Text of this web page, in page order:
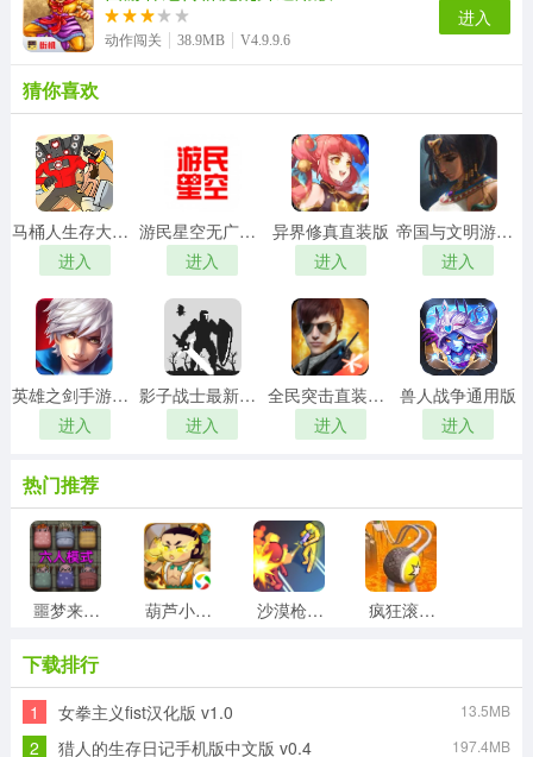
动作闯关 38.9MB V4.9.9.6
进入
猜你喜欢
马桶人生存大师免费原版
进入
游民星空无广告版
进入
异界修真直装版
进入
帝国与文明游戏最新版
进入
英雄之剑手游免费版
进入
影子战士最新免费版
进入
全民突击直装游戏版
进入
兽人战争通用版
进入
热门推荐
噩梦来袭直装版 葫芦小金刚手机版 沙漠枪战原版 疯狂滚球达人手游直装版
新三国小镇正版 鬼斗直装版
下载排行
1 女拳主义fist汉化版 v1.0 13.5MB
2 猎人的生存日记手机版中文版 v0.4 197.4MB